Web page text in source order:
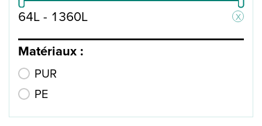
Product Size
64L - 1360L X
Matériaux :
Product Materials
PUR
PE